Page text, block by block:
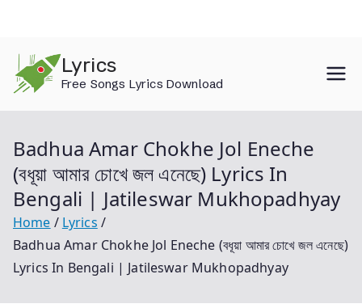
content
Lyrics
Free Songs Lyrics Download
Badhua Amar Chokhe Jol Eneche
(বধূয়া আমার চোখে জল এনেছে) Lyrics In
Bengali | Jatileswar Mukhopadhyay
Home
Lyrics
Badhua Amar Chokhe Jol Eneche (বধূয়া আমার চোখে জল এনেছে)
Lyrics In Bengali | Jatileswar Mukhopadhyay